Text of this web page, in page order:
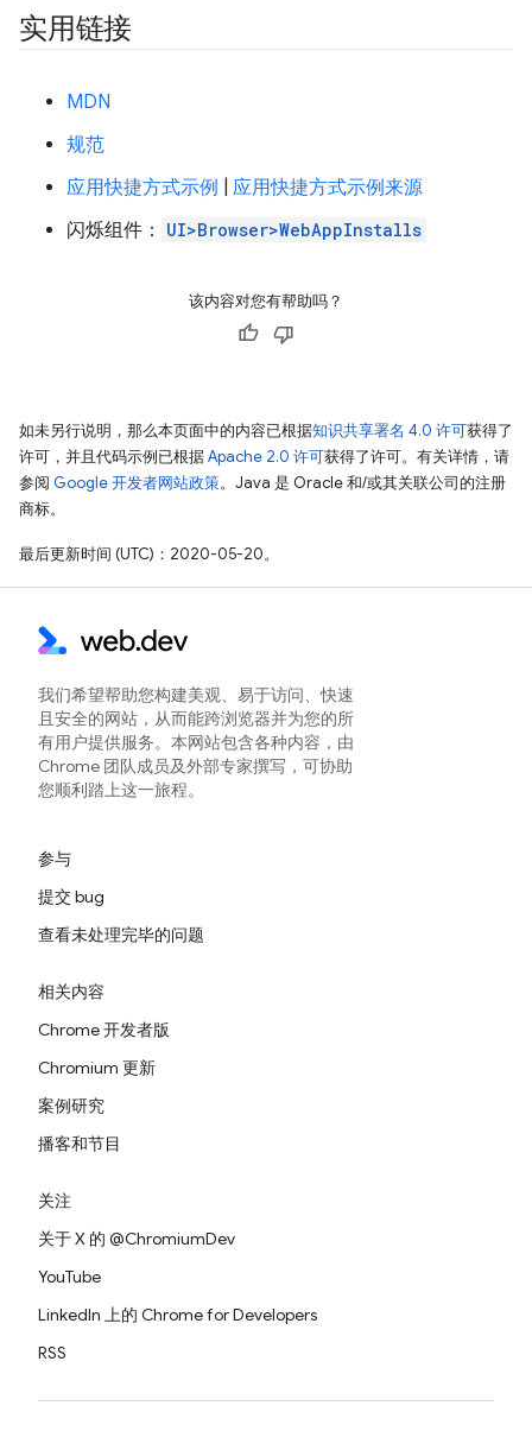
实用链接
MDN
规范
应用快捷方式示例
应用快捷方式示例来源
闪烁组件：
UI>Browser>WebAppInstalls
该内容对您有帮助吗？
如未另行说明，那么本页面中的内容已根据知识共享署名 4.0 许可获得了
许可，并且代码示例已根据Apache 2.0 许可获得了许可。有关详情，请
参阅 Google 开发者网站政策。Java 是 Oracle 和/或其关联公司的注册
商标。
最后更新时间 (UTC)：2020-05-20。
我们希望帮助您构建美观、易于访问、快速
且安全的网站，从而能跨浏览器并为您的所
有用户提供服务。本网站包含各种内容，由
Chrome 团队成员及外部专家撰写，可协助
您顺利踏上这一旅程。
参与
提交 bug
查看未处理完毕的问题
相关内容
Chrome 开发者版
Chromium 更新
案例研究
播客和节目
关注
关于 X 的 @ChromiumDev
YouTube
LinkedIn 上的 Chrome for Developers
RSS